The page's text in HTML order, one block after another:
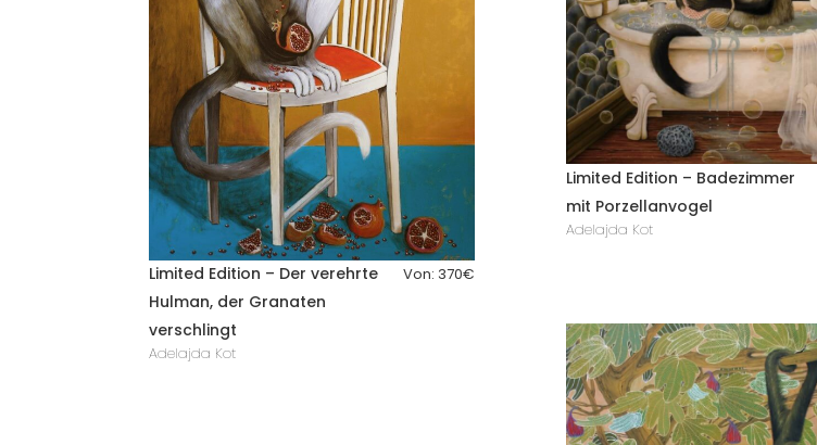
Limited Edition – Badezimmer
mit Porzellanvogel
Adelajda Kot
Limited Edition – Der verehrte
Hulman, der Granaten
verschlingt
Von: 370€
Adelajda Kot